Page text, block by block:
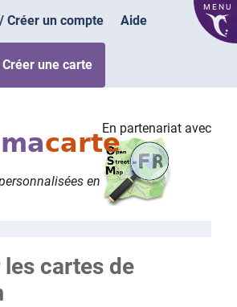
MENU
Créer un compte Aide
Créer une carte
En partenariat avec
carte
en
cartes de